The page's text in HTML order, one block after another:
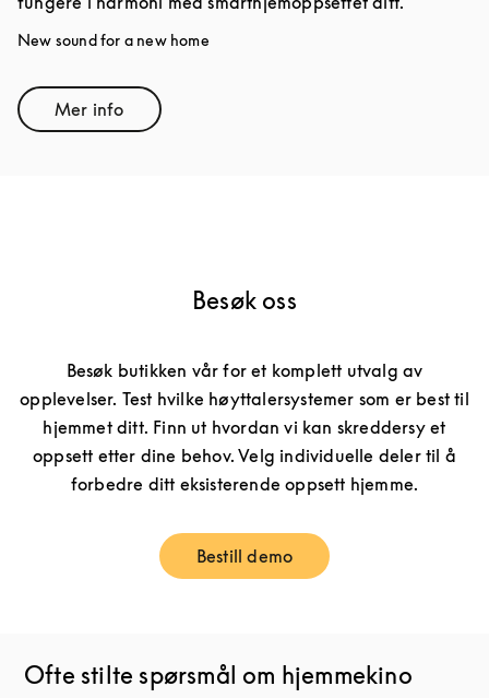
New sound for a new home
Mer infoLink Opens in New Tab
Besøk oss
Besøk butikken vår for et komplett utvalg av
opplevelser. Test hvilke høyttalersystemer som er best til
hjemmet ditt. Finn ut hvordan vi kan skreddersy et
oppsett etter dine behov. Velg individuelle deler til å
forbedre ditt eksisterende oppsett hjemme.
Bestill demoLink Opens in New Tab
Ofte stilte spørsmål om hjemmekino